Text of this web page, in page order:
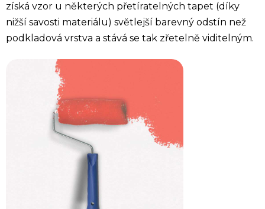
získá vzor u některých přetíratelných tapet (díky
nižší savosti materiálu) světlejší barevný odstín než
podkladová vrstva a stává se tak zřetelně viditelným.